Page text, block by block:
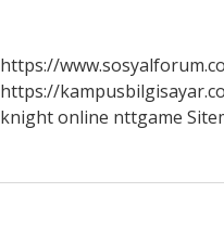
https://
https://
knight online nttgame